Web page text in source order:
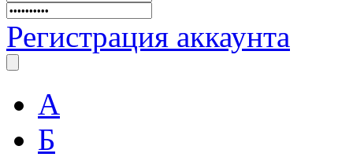
Регистрация аккаунта
А
Б